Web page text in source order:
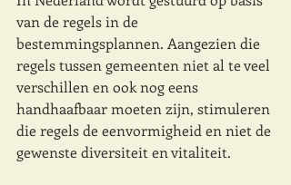
van de regels in de
bestemmingsplannen. Aangezien die
regels tussen gemeenten niet al te veel
verschillen en ook nog eens
handhaafbaar moeten zijn, stimuleren
die regels de eenvormigheid en niet de
gewenste diversiteit en vitaliteit.